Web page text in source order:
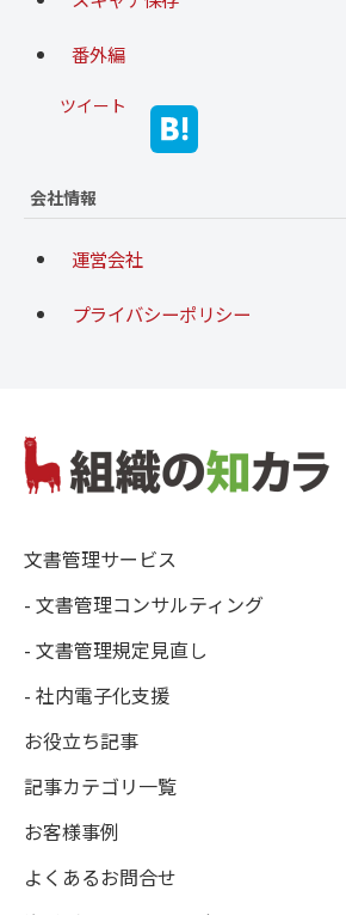
番外編
ツイート
会社情報
運営会社
プライバシーポリシー
文書管理サービス
- 文書管理コンサルティング
- 文書管理規定見直し
- 社内電子化支援
お役立ち記事
記事カテゴリ一覧
お客様事例
よくあるお問合せ